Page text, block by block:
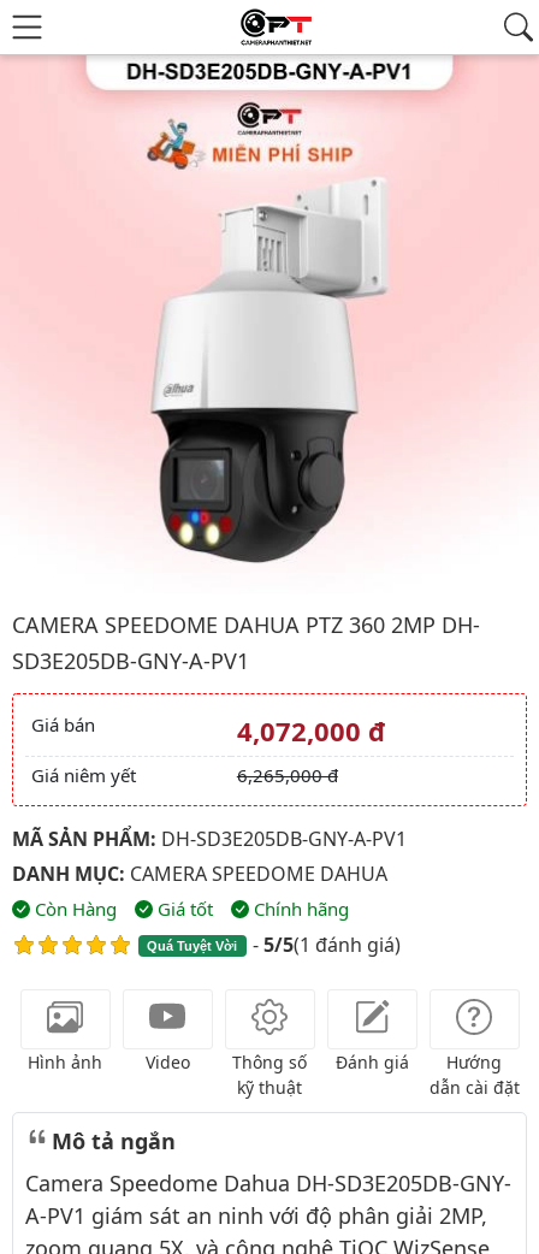
CAMERA SPEEDOME DAHUA PTZ 360 2MP DH-
SD3E205DB-GNY-A-PV1
Giá và khuyến mãi
Giá bán 4,072,000 đ
Giá niêm yết 6,265,000 đ
MÃ SẢN PHẨM: DH-SD3E205DB-GNY-A-PV1
DANH MỤC: CAMERA SPEEDOME DAHUA
Còn Hàng Giá tốt Chính hãng
Quá Tuyệt Vời -5/5(1 đánh giá)
Hình ảnh Video
Thông số
kỹ thuật
Đánh giá
Hướng
dẫn cài đặt
Mô tả ngắn
Camera Speedome Dahua DH-SD3E205DB-GNY-
A-PV1 giám sát an ninh với độ phân giải 2MP,
zoom quang 5X, và công nghệ TiOC WizSense